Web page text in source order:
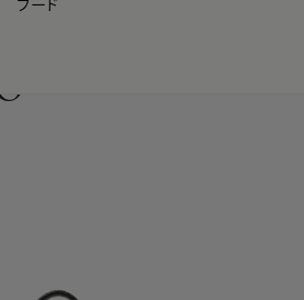
のプレゼントキャンペーン開催中
フード